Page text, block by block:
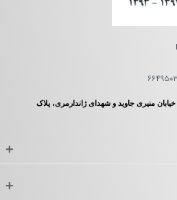
منیری جاوید و شهدای ژاندارمری، پلاک
+
+